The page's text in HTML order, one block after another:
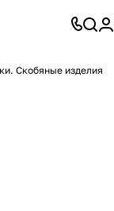
Скобяные изделия